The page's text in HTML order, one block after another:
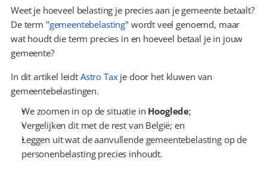
Weet je hoeveel belasting je precies aan je gemeente betaalt?
De term "gemeentebelasting" wordt veel genoemd, maar
wat houdt die term precies in en hoeveel betaal je in jouw
gemeente?
In dit artikel leidt Astro Tax je door het kluwen van
gemeentebelastingen.
We zoomen in op de situatie in Hooglede;
Vergelijken dit met de rest van België; en
Leggen uit wat de aanvullende gemeentebelasting op de
personenbelasting precies inhoudt.